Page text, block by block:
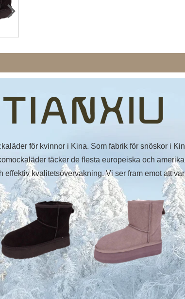
för kvinnor i Kina. Som fabrik för snöskor i
täcker de flesta europeiska och
kvalitetsövervakning. Vi ser fram emot att